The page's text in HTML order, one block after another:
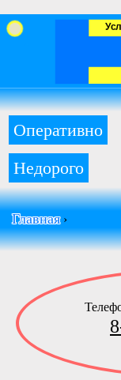
Оперативно
Недорого
Главная›